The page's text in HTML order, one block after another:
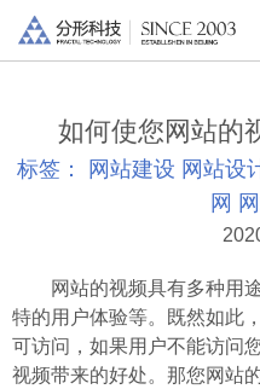
如何使您网站的
标签： 网站建设 网站设
网
网站的视频具有多种用途
特的用户体验等。既然如此
可访问，如果用户不能访问
视频带来的好处。那您网站